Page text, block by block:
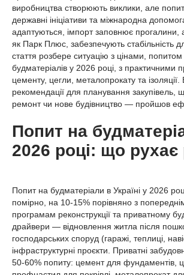
виробництва створюють виклики, але
державні ініціативи та міжнародна
адаптуються, імпорт заповнює прогалини,
як Парк Плюс, забезпечують стабільність
стаття розбере ситуацію з цінами, попитом
будматеріалів у 2026 році, з практичними
цементу, цегли, металопрокату та
рекомендації для планування
ремонт чи нове будівництво — пройшов
Попит на
2026 році: що рухає
Попит на будматеріали в Україні у 2026
помірно, на 10-15% порівняно з
програмам реконструкції та приватному
драйвери — відновлення житла після
господарських споруд (гаражі, теплиці,
інфраструктурні проєкти. Приватні
50-60% попиту: цемент для фундаментів,